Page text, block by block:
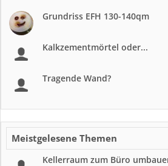
Grundriss EFH 130-140qm
Kalkzementmörtel oder...
Tragende Wand?
Meistgelesene Themen
Kellerraum zum Büro